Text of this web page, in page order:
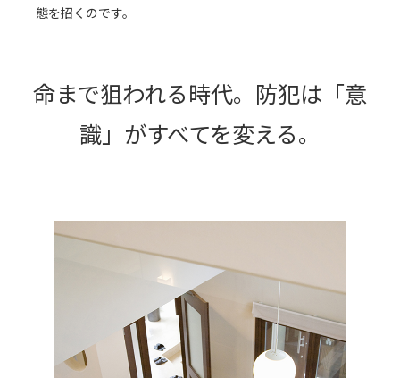
態を招くのです。
命まで狙われる時代。防犯は「意
識」がすべてを変える。